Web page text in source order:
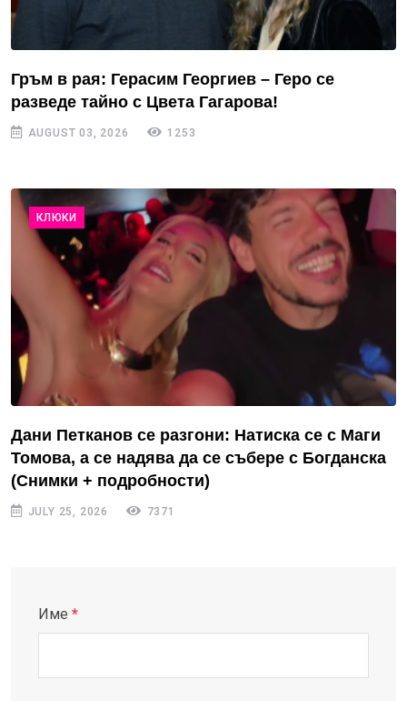
Гръм в рая: Герасим Георгиев – Геро се
разведе тайно с Цвета Гагарова!
AUGUST 03, 2026 1253
КЛЮКИ
Дани Петканов се разгони: Натиска се с Маги
Томова, а се надява да се събере с Богданска
(Снимки + подробности)
JULY 25, 2026 7371
Име *